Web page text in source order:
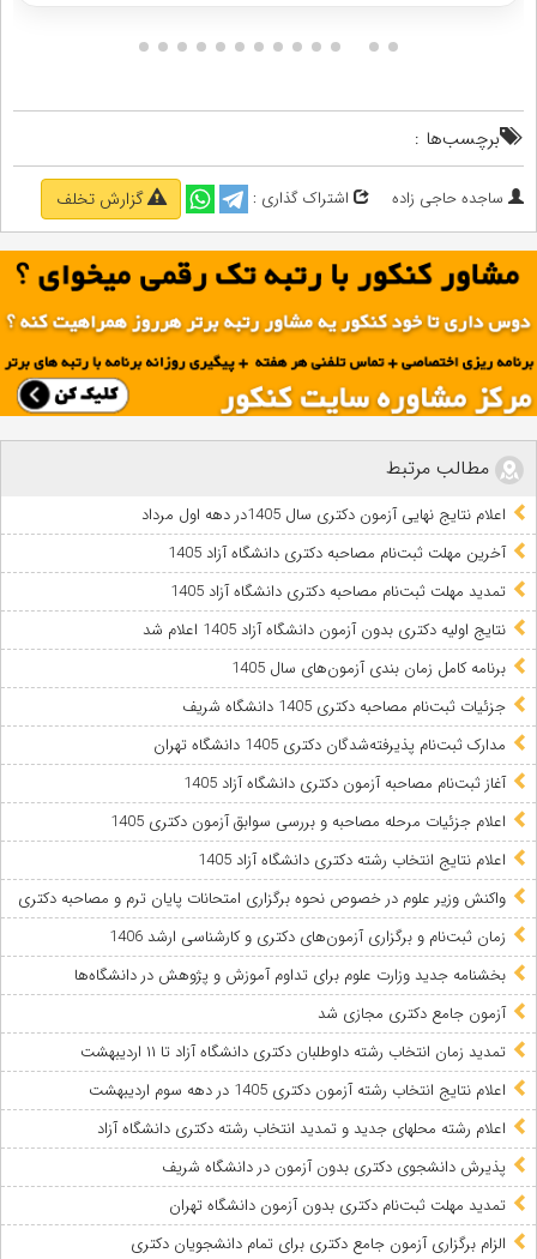
برچسب‌ها :
ساجده حاجی زاده اشتراک گذاری : گزارش تخلف
مطالب مرتبط
اعلام نتایج نهایی آزمون دکتری سال 1405در دهه اول مرداد
آخرین مهلت ثبت‌نام مصاحبه دکتری دانشگاه آزاد 1405
تمدید مهلت ثبت‌نام مصاحبه دکتری دانشگاه آزاد 1405
نتایج اولیه دکتری بدون آزمون دانشگاه آزاد 1405 اعلام شد
برنامه کامل زمان بندی آزمون‌های سال 1405
جزئیات ثبت‌نام مصاحبه دکتری 1405 دانشگاه شریف
مدارک ثبت‌نام پذیرفته‌شدگان دکتری 1405 دانشگاه تهران
آغاز ثبت‌نام مصاحبه آزمون دکتری دانشگاه آزاد 1405
اعلام جزئیات مرحله مصاحبه و بررسی سوابق آزمون دکتری 1405
اعلام نتایج انتخاب رشته دکتری دانشگاه آزاد 1405
واکنش وزیر علوم در خصوص نحوه برگزاری امتحانات پایان ترم و مصاحبه‌ دکتری
زمان ثبت‌نام و برگزاری آزمون‌های دکتری و کارشناسی ارشد 1406
بخشنامه جدید وزارت علوم برای تداوم آموزش و پژوهش در دانشگاه‌ها
آزمون جامع دکتری مجازی شد
تمدید زمان انتخاب رشته داوطلبان دکتری دانشگاه آزاد تا ۱۱ اردیبهشت
اعلام نتایج انتخاب رشته آزمون دکتری 1405 در دهه سوم اردیبهشت
اعلام رشته محلهای جدید و تمدید انتخاب رشته دکتری دانشگاه آزاد
پذیرش دانشجوی دکتری بدون آزمون در دانشگاه شریف
تمدید مهلت ثبت‌نام دکتری بدون آزمون دانشگاه تهران
الزام برگزاری آزمون جامع دکتری برای تمام دانشجویان دکتری